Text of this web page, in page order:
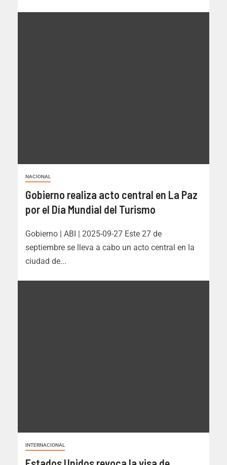
NACIONAL
Gobierno realiza acto central en La Paz
por el Día Mundial del Turismo
Gobierno | ABI | 2025-09-27 Este 27 de
septiembre se lleva a cabo un acto central en la
ciudad de...
INTERNACIONAL